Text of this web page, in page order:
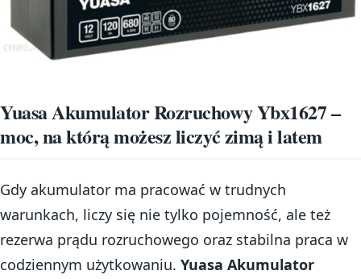
Yuasa Akumulator Rozruchowy Ybx1627 –
moc, na którą możesz liczyć zimą i latem
Gdy akumulator ma pracować w trudnych
warunkach, liczy się nie tylko pojemność, ale też
rezerwa prądu rozruchowego oraz stabilna praca w
codziennym użytkowaniu. Yuasa Akumulator